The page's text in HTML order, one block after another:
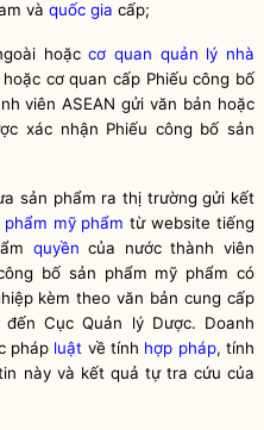
và quốc gia cấp;
hoặccơ quan quản lý nhà
hoặc cơ quan cấp Phiếu công bố
viên ASEAN gửi văn bản hoặc
xác nhận Phiếu công bố sản
sản phẩm ra thị trường gửi kết
phẩm mỹ phẩm từ website tiếng
quyền của nước thành viên
bố sản phẩm mỹ phẩm có
kèm theo văn bản cung cấp
Cục Quản lý Dược. Doanh
pháp luật về tính hợp pháp, tính
này và kết quả tự tra cứu của